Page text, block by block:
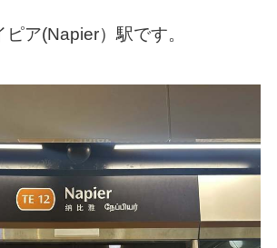
ア(Napier）駅です。